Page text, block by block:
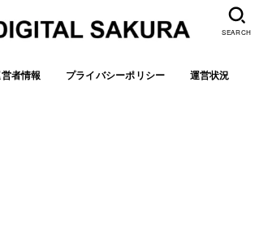
者情報 プライバシーポリシー 運営状況
SEARCH